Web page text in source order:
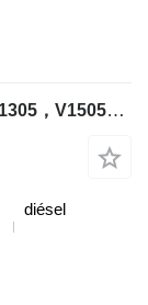
Kubota V2403 D902，D722，D1105，D1305，V1505，V2203，V2403，V3300，V3307，V3600，V3800，D1305 motor para Kubota excavadora
diésel